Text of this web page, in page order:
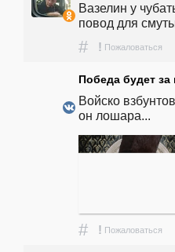
Вазелин у
повод для
# ! Пожаловаться
Победа будет за
Войско
он лошара...
# ! Пожаловаться